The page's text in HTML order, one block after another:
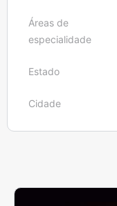
Áreas de
especialidade
Estado
Cidade